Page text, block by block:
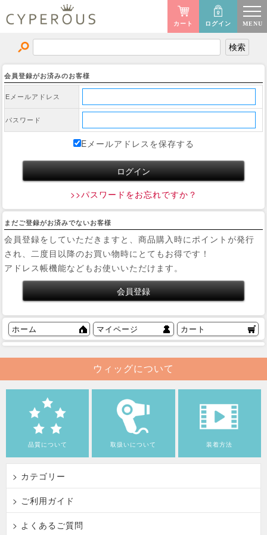
MENU
ログイン
カート
会員登録がお済みのお客様
Eメールアドレス
パスワード
Eメールアドレスを保存する
>>パスワードをお忘れですか？
まだご登録がお済みでないお客様
会員登録をしていただきますと、商品購入時にポイントが発行
され、二度目以降のお買い物時にとてもお得です！
アドレス帳機能などもお使いいただけます。
ホーム マイページ カート
ウィッグについて
品質について 取扱いについて 装着方法
> カテゴリー
> ご利用ガイド
> よくあるご質問